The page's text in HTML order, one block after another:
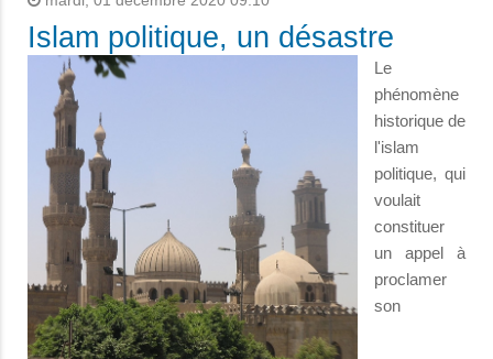
Islam politique, un désastre
Le
phénomène
historique de
l'islam
politique, qui
voulait
constituer
un appel à
proclamer
son